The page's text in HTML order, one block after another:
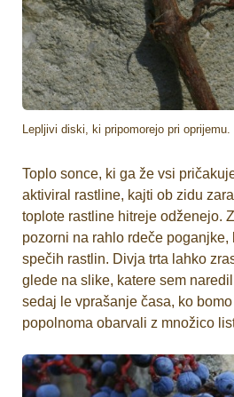
Lepljivi diski, ki pripomorejo pri oprijemu.
Toplo sonce, ki ga že vsi
aktiviral rastline, kajti ob zidu
toplote rastline hitreje odženejo.
pozorni na rahlo rdeče poganjke,
spečih rastlin. Divja trta lahko
glede na slike, katere sem
sedaj le vprašanje časa, ko
popolnoma obarvali z množico